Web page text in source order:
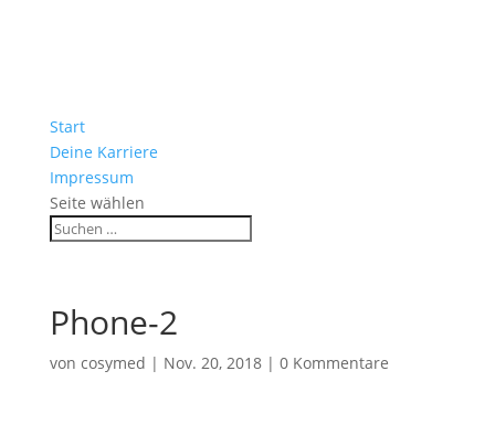
Start
Deine Karriere
Impressum
Seite wählen
Phone-2
von cosymed | Nov. 20, 2018| 0 Kommentare